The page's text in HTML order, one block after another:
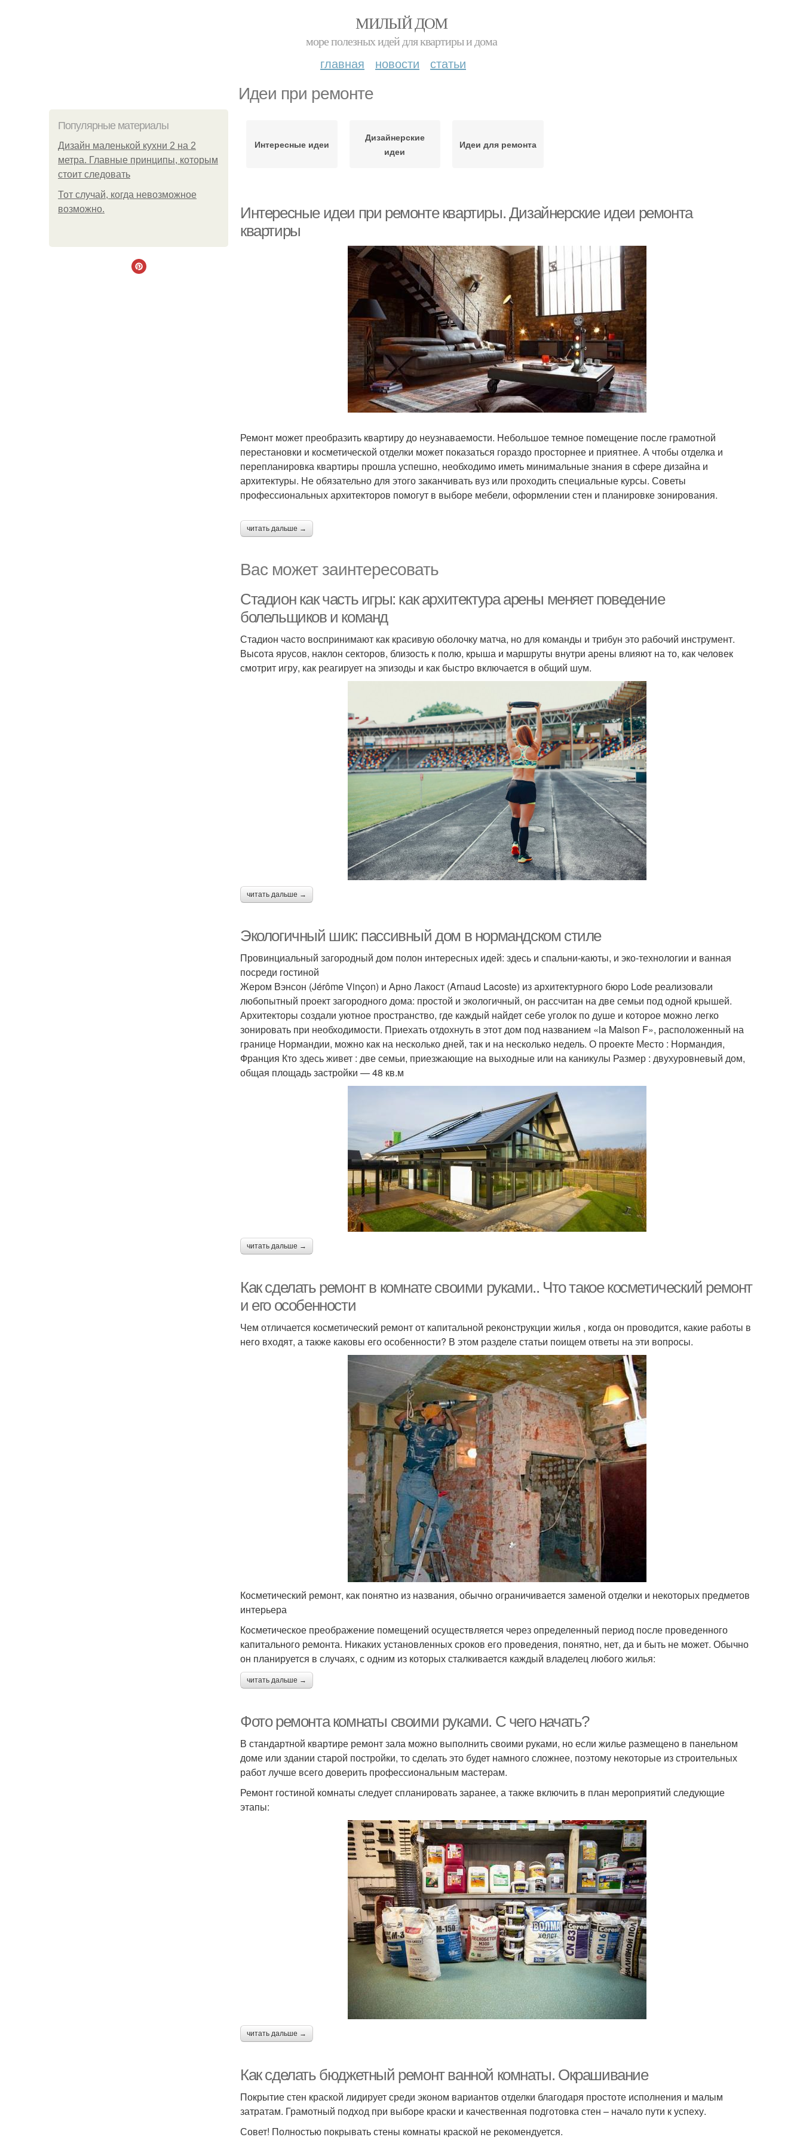
МИЛЫЙ ДОМ
море полезных идей для квартиры и дома
главная новости статьи
Идеи при ремонте
Популярные материалы
Дизайн маленькой кухни 2 на 2
метра. Главные принципы, которым
стоит следовать
Тот случай, когда невозможное
возможно.
Интересные идеи
Дизайнерские
идеи
Идеи для ремонта
Интересные идеи при ремонте квартиры. Дизайнерские идеи ремонта
квартиры
Ремонт может преобразить квартиру до неузнаваемости. Небольшое темное помещение после грамотной
перестановки и косметической отделки может показаться гораздо просторнее и приятнее. А чтобы отделка и
перепланировка квартиры прошла успешно, необходимо иметь минимальные знания в сфере дизайна и
архитектуры. Не обязательно для этого заканчивать вуз или проходить специальные курсы. Советы
профессиональных архитекторов помогут в выборе мебели, оформлении стен и планировке зонирования.
читать дальше →
Вас может заинтересовать
Стадион как часть игры: как архитектура арены меняет поведение
болельщиков и команд
Стадион часто воспринимают как красивую оболочку матча, но для команды и трибун это рабочий инструмент.
Высота ярусов, наклон секторов, близость к полю, крыша и маршруты внутри арены влияют на то, как человек
смотрит игру, как реагирует на эпизоды и как быстро включается в общий шум.
читать дальше →
Экологичный шик: пассивный дом в нормандском стиле
Провинциальный загородный дом полон интересных идей: здесь и спальни-каюты, и эко-технологии и ванная
посреди гостиной
Жером Вэнсон (Jérôme Vinçon) и Арно Лакост (Arnaud Lacoste) из архитектурного бюро Lode реализовали
любопытный проект загородного дома: простой и экологичный, он рассчитан на две семьи под одной крышей.
Архитекторы создали уютное пространство, где каждый найдет себе уголок по душе и которое можно легко
зонировать при необходимости. Приехать отдохнуть в этот дом под названием «la Maison F», расположенный на
границе Нормандии, можно как на несколько дней, так и на несколько недель. О проекте Место : Нормандия,
Франция Кто здесь живет : две семьи, приезжающие на выходные или на каникулы Размер : двухуровневый дом,
общая площадь застройки — 48 кв.м
читать дальше →
Как сделать ремонт в комнате своими руками.. Что такое косметический ремонт
и его особенности
Чем отличается косметический ремонт от капитальной реконструкции жилья , когда он проводится, какие работы в
него входят, а также каковы его особенности? В этом разделе статьи поищем ответы на эти вопросы.
Косметический ремонт, как понятно из названия, обычно ограничивается заменой отделки и некоторых предметов
интерьера
Косметическое преображение помещений осуществляется через определенный период после проведенного
капитального ремонта. Никаких установленных сроков его проведения, понятно, нет, да и быть не может. Обычно
он планируется в случаях, с одним из которых сталкивается каждый владелец любого жилья:
читать дальше →
Фото ремонта комнаты своими руками. С чего начать?
В стандартной квартире ремонт зала можно выполнить своими руками, но если жилье размещено в панельном
доме или здании старой постройки, то сделать это будет намного сложнее, поэтому некоторые из строительных
работ лучше всего доверить профессиональным мастерам.
Ремонт гостиной комнаты следует спланировать заранее, а также включить в план мероприятий следующие
этапы:
читать дальше →
Как сделать бюджетный ремонт ванной комнаты. Окрашивание
Покрытие стен краской лидирует среди эконом вариантов отделки благодаря простоте исполнения и малым
затратам. Грамотный подход при выборе краски и качественная подготовка стен – начало пути к успеху.
Совет! Полностью покрывать стены комнаты краской не рекомендуется.